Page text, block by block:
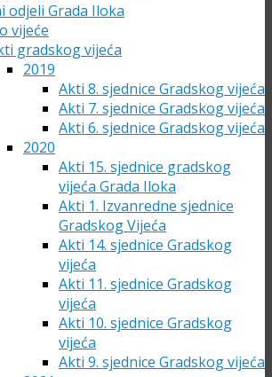
odjeli Grada Iloka
vijeće
gradskog vijeća
2019
Akti 8. sjednice Gradskog vijeća
Akti 7. sjednice Gradskog vijeća
Akti 6. sjednice Gradskog vijeća
2020
Akti 15. sjednice gradskog
vijeća Grada Iloka
Akti 1. Izvanredne sjednice
Gradskog Vijeća
Akti 14. sjednice Gradskog
vijeća
Akti 11. sjednice Gradskog
vijeća
Akti 10. sjednice Gradskog
vijeća
Akti 9. sjednice Gradskog vijeća